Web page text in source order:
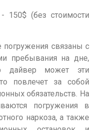
150$ (без стоимости
погружения связаны с
пребывания на дне,
дайвер может эти
повлечет за собой
обязательств. На
погружения в
наркоза, а также